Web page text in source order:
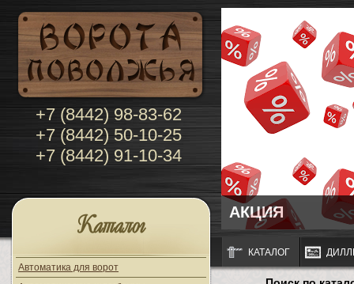
+7 (8442) 98-83-62
+7 (8442) 50-10-25
+7 (8442) 91-10-34
АКЦИЯ
Каталог
Автоматика для ворот
КАТАЛОГ